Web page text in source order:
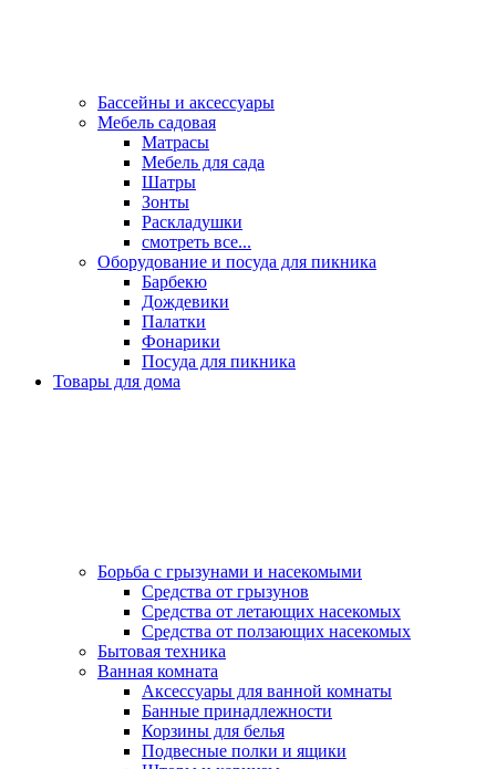
Бассейны и аксессуары
Мебель садовая
Матрасы
Мебель для сада
Шатры
Зонты
Раскладушки
смотреть все...
Оборудование и посуда для пикника
Барбекю
Дождевики
Палатки
Фонарики
Посуда для пикника
Товары для дома
Борьба с грызунами и насекомыми
Средства от грызунов
Средства от летающих насекомых
Средства от ползающих насекомых
Бытовая техника
Ванная комната
Аксессуары для ванной комнаты
Банные принадлежности
Корзины для белья
Подвесные полки и ящики